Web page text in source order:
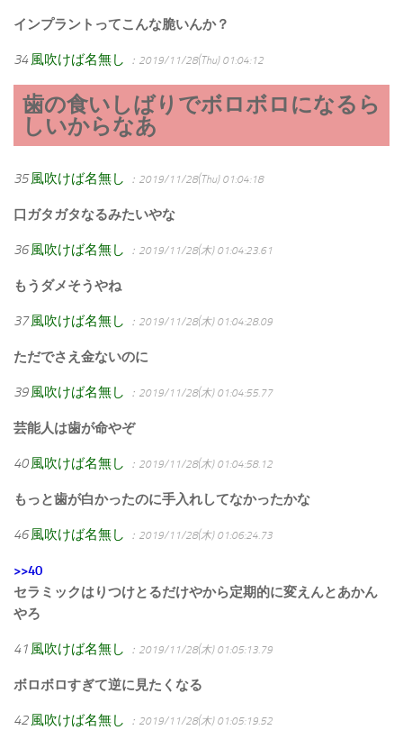
インプラントってこんな脆いんか？
34 風吹けば名無し ：2019/11/28(Thu) 01:04:12
歯の食いしばりでボロボロになるら
しいからなあ
35 風吹けば名無し ：2019/11/28(Thu) 01:04:18
口ガタガタなるみたいやな
36 風吹けば名無し ：2019/11/28(木) 01:04:23.61
もうダメそうやね
37 風吹けば名無し ：2019/11/28(木) 01:04:28.09
ただでさえ金ないのに
39 風吹けば名無し ：2019/11/28(木) 01:04:55.77
芸能人は歯が命やぞ
40 風吹けば名無し ：2019/11/28(木) 01:04:58.12
もっと歯が白かったのに手入れしてなかったかな
46 風吹けば名無し ：2019/11/28(木) 01:06:24.73
>>40
セラミックはりつけとるだけやから定期的に変えんとあかん
やろ
41 風吹けば名無し ：2019/11/28(木) 01:05:13.79
ボロボロすぎて逆に見たくなる
42 風吹けば名無し ：2019/11/28(木) 01:05:19.52